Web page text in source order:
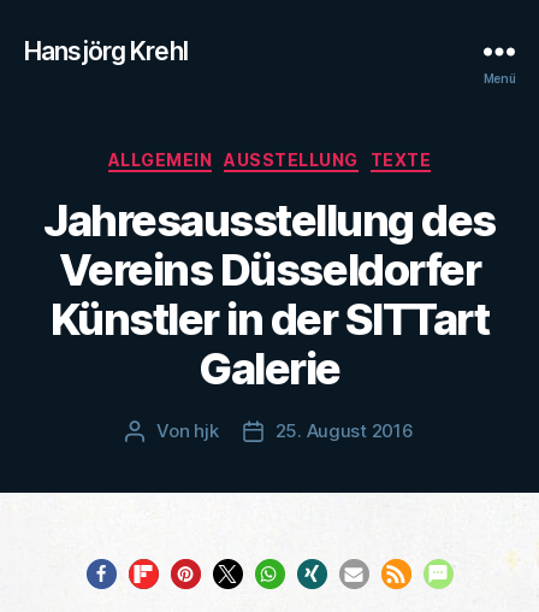
Hansjörg Krehl
Menü
Kategorien
ALLGEMEIN AUSSTELLUNG TEXTE
Jahresausstellung des
Vereins Düsseldorfer
Künstler in der SITTart
Galerie
Beitragsautor
Von hjk Veröffentlichungsdatum
25. August 2016